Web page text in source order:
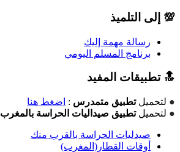
💯 إلى التلميذ
رسالة مهمة إليك
برنامج المسلم اليومي
🔝 تطبيقات المفيد
● لتحميلتطبيق متمدرس : اضغط هنا
● لتحميلتطبيق صيداليات الحراسة بالمغرب
صيدليات الحراسة بالقرب منك
أوقات القطار(المغرب)